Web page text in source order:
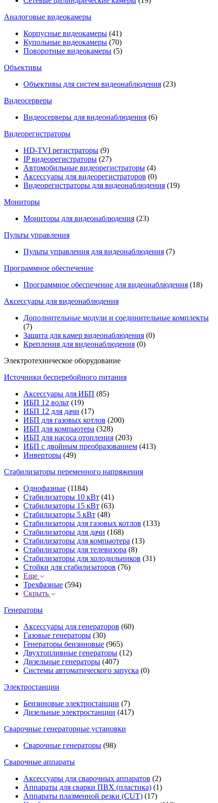
Аналоговые видеокамеры
Корпусные видеокамеры (41)
Купольные видеокамеры (70)
Поворотные видеокамеры (5)
Объективы
Объективы для систем видеонаблюдения (23)
Видеосерверы
Видеосерверы для видеонаблюдения (6)
Видеорегистраторы
HD-TVI регистраторы (9)
IP видеорегистраторы (27)
Автомобильные видеорегистраторы (4)
Аксессуары для видеорегистраторов (0)
Видеорегистраторы для видеонаблюдения (19)
Мониторы
Мониторы для видеонаблюдения (23)
Пульты управления
Пульты управления для видеонаблюдения (7)
Программное обеспечение
Программное обеспечение для видеонаблюдения (18)
Аксессуары для видеонаблюдения
Дополнительные модули и соединительные комплекты
(7)
Защита для камер видеонаблюдения (0)
Крепления для видеонаблюдения (0)
Электротехническое оборудование
Источники бесперебойного питания
Аксессуары для ИБП (85)
ИБП 12 вольт (19)
ИБП 12 для дачи (17)
ИБП для газовых котлов (200)
ИБП для компьютера (328)
ИБП для насоса отопления (203)
ИБП с двойным преобразованием (413)
Инверторы (49)
Стабилизаторы переменного напряжения
Однофазные (1184)
Стабилизаторы 10 кВт (41)
Стабилизаторы 15 кВт (63)
Стабилизаторы 5 кВт (48)
Стабилизаторы для газовых котлов (133)
Стабилизаторы для дачи (168)
Стабилизаторы для компьютера (13)
Стабилизаторы для телевизора (8)
Стабилизаторы для холодильников (31)
Стойки для стабилизаторов (76)
Еще
Трехфазные (594)
Скрыть
Генераторы
Аксессуары для генераторов (60)
Газовые генераторы (30)
Генераторы бензиновые (965)
Двухтопливные генераторы (12)
Дизельные генераторы (407)
Системы автоматического запуска (0)
Электростанции
Бензиновые электростанции (7)
Дизельные электростанции (417)
Сварочные генераторные установки
Сварочные генераторы (98)
Сварочные аппараты
Аксессуары для сварочных аппаратов (2)
Аппараты для сварки ПВХ (пластика) (1)
Аппараты плазменной резки (CUT) (17)